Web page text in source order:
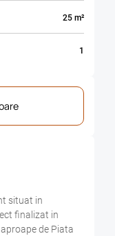
25 m²
1
situat in
finalizat in
de Piata